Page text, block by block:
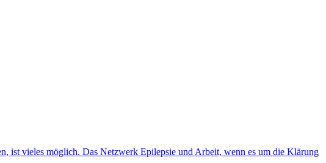
ist vieles möglich. Das Netzwerk Epilepsie und Arbeit, wenn es um die Klärung